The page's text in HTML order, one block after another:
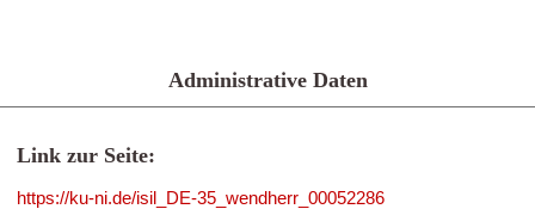
Administrative Daten
Link zur Seite:
https://ku-ni.de/isil_DE-35_wendherr_00052286